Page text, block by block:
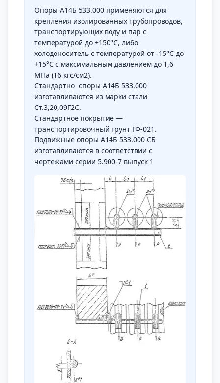
Опоры А14Б 533.000 применяются для
крепления изолированных трубопроводов,
транспортирующих воду и пар с
температурой до +150°С, либо
холодоноситель с температурой от -15°С до
+15°С с максимальным давлением до 1,6
МПа (16 кгс/см2).
Стандартно опоры А14Б 533.000
изготавливаются из марки стали
Ст.3,20,09Г2С.
Стандартное покрытие —
транспортировочный грунт ГФ-021.
Подвижные опоры А14Б 533.000 СБ
изготавливаются в соответствии с
чертежами серии 5.900-7 выпуск 1